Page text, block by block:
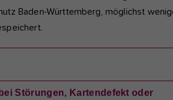
Baden-Württemberg, möglichst
Störungen, Kartendefekt oder